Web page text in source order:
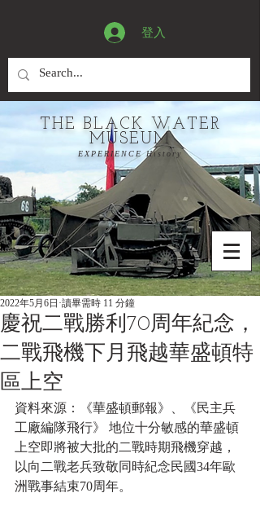
登入
THE BLACK WATER
MUSEUM
EXPERIENCE History
慶祝二戰勝利70周年紀念，
二戰飛機下月飛越華盛頓特
區上空
2022年5月6日 讀畢需時 11 分鐘
資料來源：《華盛頓郵報》、《民主兵
工廠編隊飛行》 地位十分敏感的華盛頓
上空即將被大批的二戰時期飛機穿越，
以向二戰老兵致敬同時紀念民國34年歐
洲戰事結束70周年。